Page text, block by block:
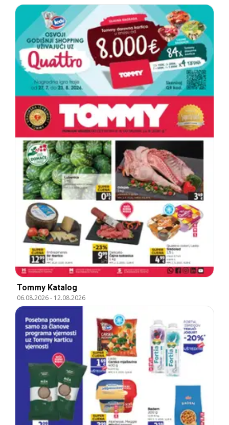
Tommy Katalog
06.08.2026- 12.08.2026